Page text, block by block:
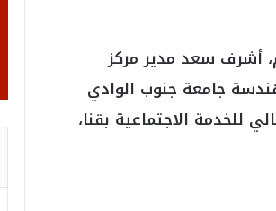
أشرف سعد مدير مركز
جامعة جنوب الوادي
للخدمة الاجتماعية بقنا،